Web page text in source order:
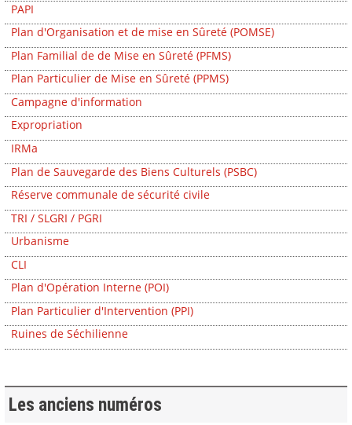
PAPI
Plan d'Organisation et de mise en Sûreté (POMSE)
Plan Familial de de Mise en Sûreté (PFMS)
Plan Particulier de Mise en Sûreté (PPMS)
Campagne d'information
Expropriation
IRMa
Plan de Sauvegarde des Biens Culturels (PSBC)
Réserve communale de sécurité civile
TRI / SLGRI / PGRI
Urbanisme
CLI
Plan d'Opération Interne (POI)
Plan Particulier d'Intervention (PPI)
Ruines de Séchilienne
Les anciens numéros